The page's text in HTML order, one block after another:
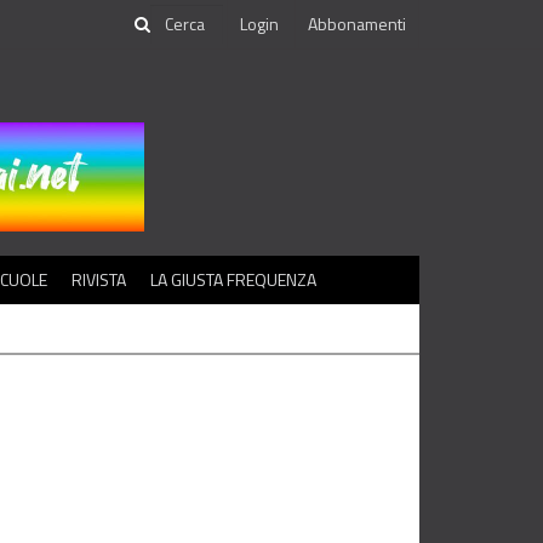
Login Abbonamenti
RIVISTA LA GIUSTA FREQUENZA